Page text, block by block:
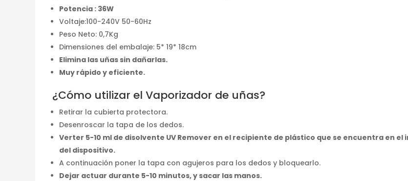
Potencia : 36W
Voltaje:100-240V 50-60Hz
Peso Neto: 0,7Kg
Dimensiones del embalaje: 5* 19* 18cm
Elimina las uñas sin dañarlas.
Muy rápido y eficiente.
¿Cómo utilizar el Vaporizador de uñas?
Retirar la cubierta protectora.
Desenroscar la tapa de los dedos.
Verter 5-10 ml de disolvente UV Remover en el recipiente de plástico que se encuentra en el
del dispositivo.
A continuación poner la tapa con agujeros para los dedos y bloquearlo.
Dejar actuar durante 5-10 minutos, y sacar las manos.